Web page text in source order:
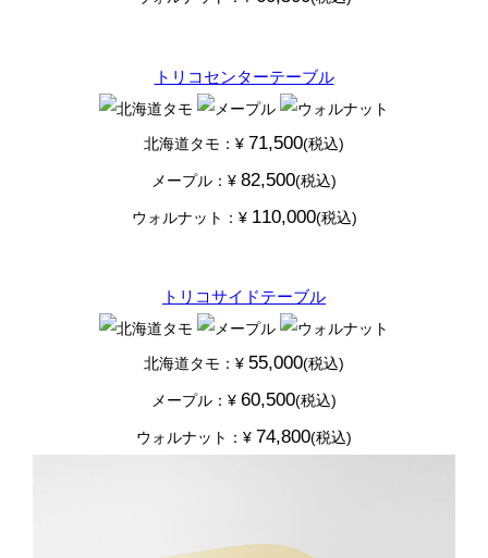
トリコセンターテーブル
北海道タモ：¥ 71,500(税込)
メープル：¥ 82,500(税込)
ウォルナット：¥ 110,000(税込)
トリコサイドテーブル
北海道タモ：¥ 55,000(税込)
メープル：¥ 60,500(税込)
ウォルナット：¥ 74,800(税込)